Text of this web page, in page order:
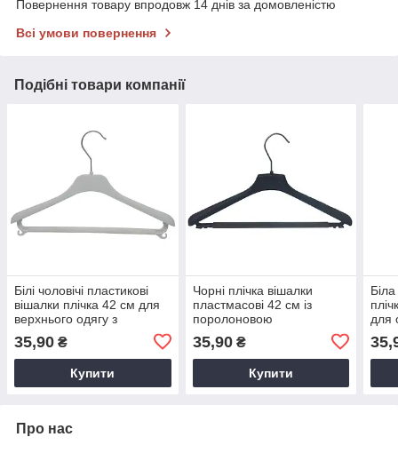
Повернення товару впродовж 14 днів за домовленістю
Всі умови повернення
Подібні товари компанії
Білі чоловічі пластикові
вішалки плічка 42 см для
верхнього одягу з
35,90 ₴
Купити
Чорні плічка вішалки
пластмасові 42 см із
поролоновою
костюмів
35,90₴
Купити
для
Про нас